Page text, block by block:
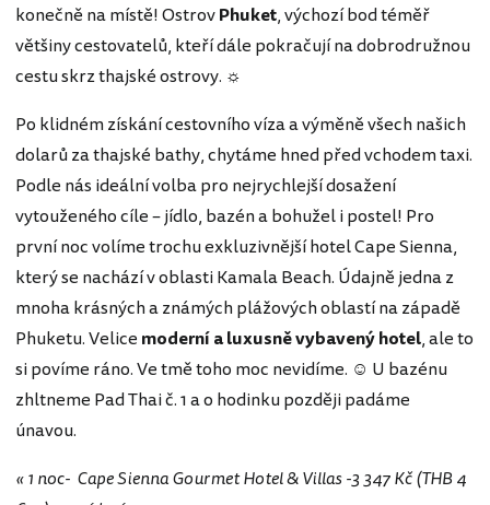
konečně na místě! OstrovPhuket, výchozí bod téměř
většiny cestovatelů, kteří dále pokračují na dobrodružnou
cestu skrz thajské ostrovy. ☼
Po klidném získání cestovního víza a výměně všech našich
dolarů za thajské bathy, chytáme hned před vchodem taxi.
Podle nás ideální volba pro nejrychlejší dosažení
vytouženého cíle – jídlo, bazén a bohužel i postel! Pro
první noc volíme trochu exkluzivnější hotel Cape Sienna,
který se nachází v oblasti Kamala Beach. Údajně jedna z
mnoha krásných a známých plážových oblastí na západě
Phuketu. Velice moderní a luxusně vybavený hotel, ale to
si povíme ráno. Ve tmě toho moc nevidíme. ☺ U bazénu
zhltneme Pad Thai č. 1 a o hodinku později padáme
únavou.
« 1 noc- Cape Sienna Gourmet Hotel & Villas -3 347 Kč (THB 4